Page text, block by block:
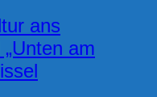
ans
am